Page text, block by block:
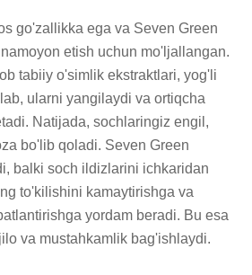
go'zallikka ega va Seven Green
etish uchun mo'ljallangan.
tabiiy o'simlik ekstraktlari, yog'li
ularni yangilaydi va ortiqcha
Natijada, sochlaringiz engil,
bo'lib qoladi. Seven Green
balki soch ildizlarini ichkaridan
to'kilishini kamaytirishga va
yordam beradi. Bu esa
va mustahkamlik bag'ishlaydi.